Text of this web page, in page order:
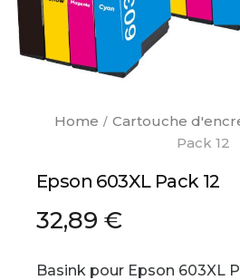
Home Cartouche
Pack 12
Epson 603XL Pack 12
32,89 €
Basink pour Epson 603XL